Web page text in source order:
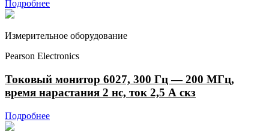
Подробнее
Измерительное оборудование
Pearson Electronics
Токовый монитор 6027, 300 Гц — 200 МГц,
время нарастания 2 нс, ток 2,5 А скз
Подробнее